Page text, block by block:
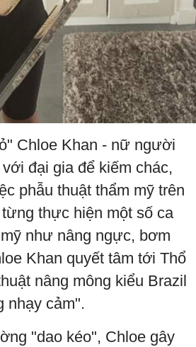
Chloe Khan - nữ người
đại gia để kiếm chác,
phẫu thuật thẩm mỹ trên
thực hiện một số ca
như nâng ngực, bơm
Khan quyết tâm tới Thổ
nâng mông kiểu Brazil
nhạy cảm".
"dao kéo", Chloe gây